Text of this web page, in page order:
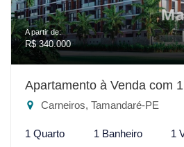
A partir de:
R$ 340.000
Apartamento à Venda com
Carneiros, Tamandaré-PE
1 Quarto 1 Banheiro 1